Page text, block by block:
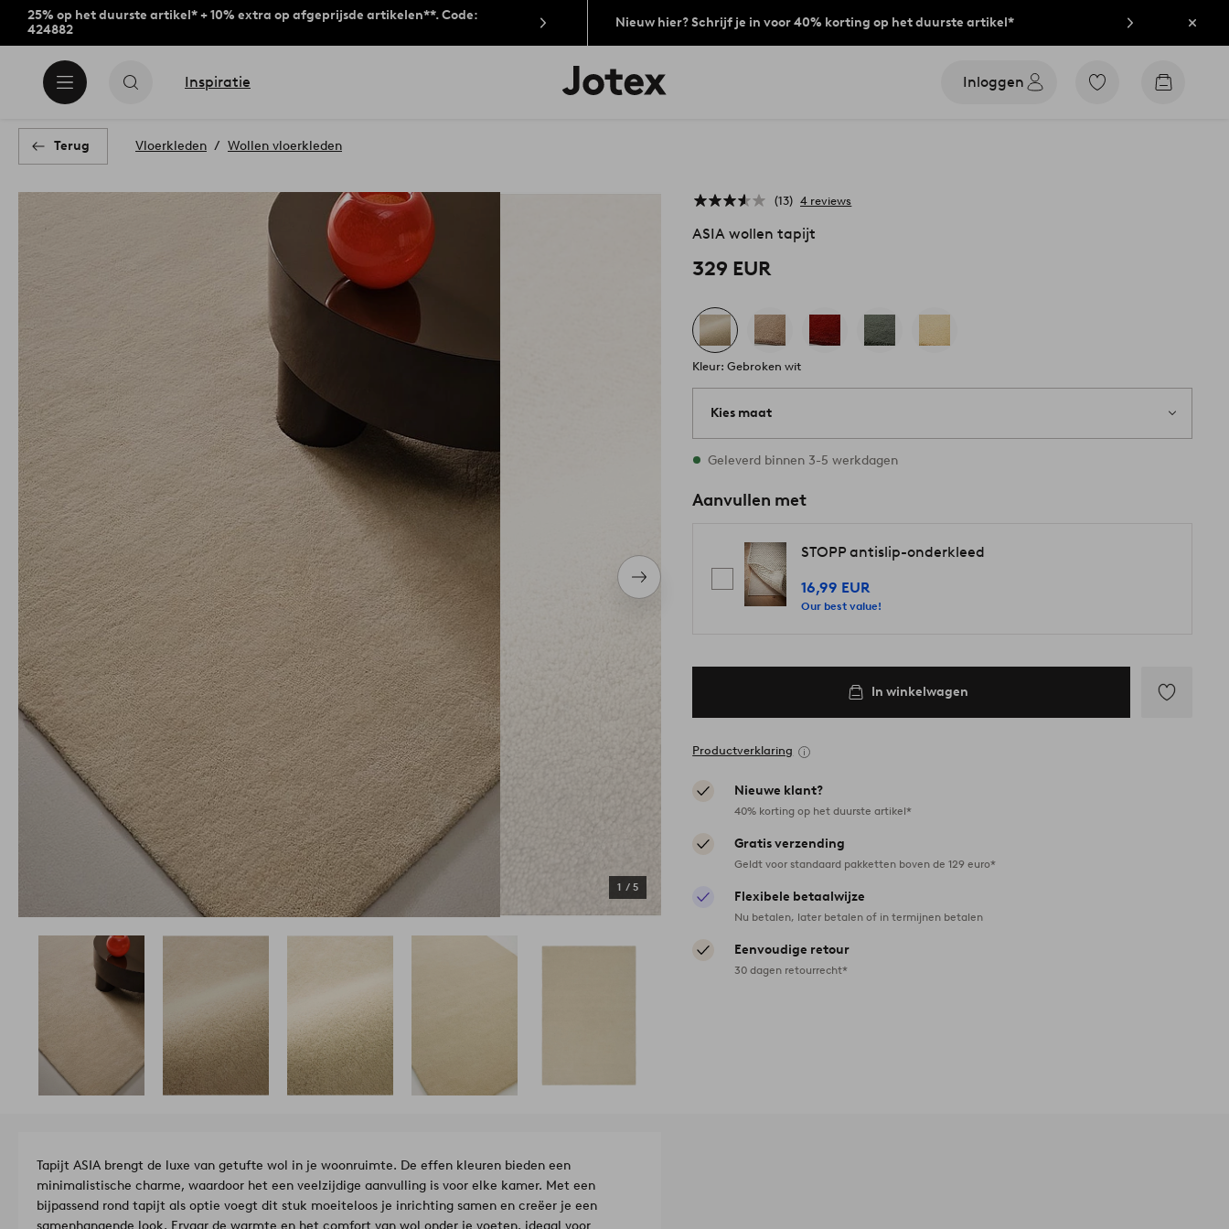
25% op het duurste artikel* + 10% extra op afgeprijsde artikelen**. Code:
424882
Nieuw hier? Schrijf je in voor 40% korting op het duurste artikel*
Inspiratie
Jotex
logo
Inloggen
Ga
Go
Terug Vloerkleden Wollen vloerkleden
Volgend
item
1 / 5
13 4 reviews
ASIA wollen tapijt
329 EUR
Kleur: Gebroken wit
Kies maat
Alle maten zijn op voorraad
Geleverd binnen 3-5 werkdagen
Aanvullen met
STOPP antislip-onderkleed
16,99 EUR
Our best value!
In winkelwagen
Productverklaring
Nieuwe klant?
40% korting op het duurste artikel*
Gratis verzending
Geldt voor standaard pakketten boven de 129 euro*
Flexibele betaalwijze
Nu betalen, later betalen of in termijnen betalen
Eenvoudige retour
30 dagen retourrecht*
Tapijt ASIA brengt de luxe van getufte wol in je woonruimte. De effen kleuren bieden een
minimalistische charme, waardoor het een veelzijdige aanvulling is voor elke kamer. Met een
bijpassend rond tapijt als optie voegt dit stuk moeiteloos je inrichting samen en creëer je een
samenhangende look. Ervaar de warmte en het comfort van wol onder je voeten, ideaal voor